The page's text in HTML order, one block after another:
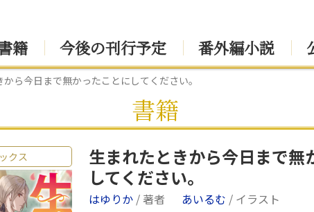
籍 今後の刊行予定 番外編小説
ら今日まで無かったことにしてください。
書籍
クス
生まれたときから今日まで無
してください。
はゆりか / 著者 あいるむ / イラスト